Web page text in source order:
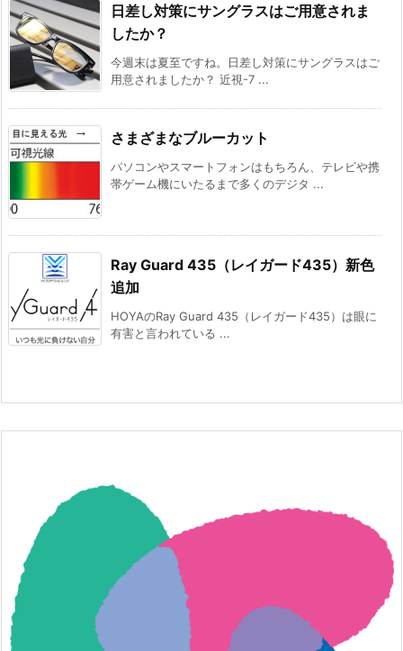
日差し対策にサングラスはご用意されま
したか？
今週末は夏至ですね。日差し対策にサングラスはご
用意されましたか？ 近視-7 ...
さまざまなブルーカット
パソコンやスマートフォンはもちろん、テレビや携
帯ゲーム機にいたるまで多くのデジタ ...
Ray Guard 435（レイガード435）新色
追加
HOYAのRay Guard 435（レイガード435）は眼に
有害と言われている ...